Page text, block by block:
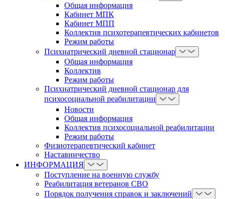
Общая информация
Кабинет МПК
Кабинет МПП
Коллектив психотерапевтических кабинетов
Режим работы
Психиатрический дневной стационар
Общая информация
Коллектив
Режим работы
Психиатрический дневной стационар для
психосоциальной реабилитации
Новости
Общая информация
Коллектив психосоциальной реабилитации
Режим работы
Физиотерапевтический кабинет
Наставничество
ИНФОРМАЦИЯ
Поступление на военную службу
Реабилитация ветеранов СВО
Порядок получения справок и заключений